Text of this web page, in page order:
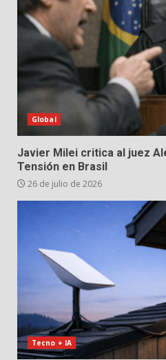
Global
Javier Milei critica al juez
Tensión en Brasil
26 de julio de 2026
Tecno + IA